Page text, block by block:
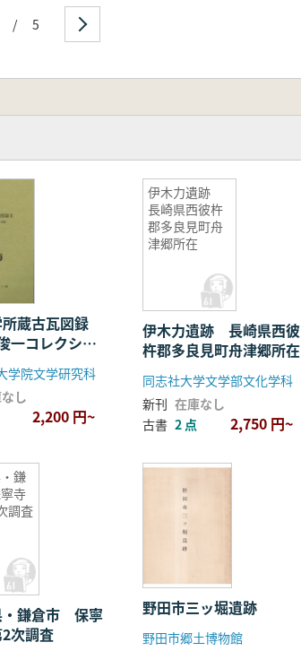
/ 5
蔵古瓦図録
コレクショ
学院文学研究科
し
2,200 円~
伊木力遺跡
長崎県西彼杵
郡多良見町舟
津郷所在
伊木力遺跡 長崎県西彼
杵郡多良見町舟津郷所在
同志社大学文学部文化学科
新刊 在庫なし
古書 2 点 2,750 円~
鎌
寺
調査
・鎌倉市 保寧
次調査
野田市三ッ堀遺跡
野田市郷土博物館